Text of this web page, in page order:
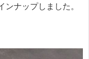
ンナップしました。